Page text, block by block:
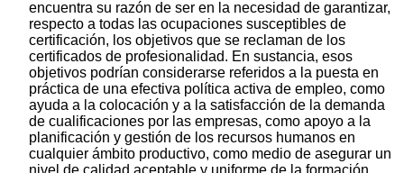
encuentra su razón de ser en la necesidad de garantizar,
respecto a todas las ocupaciones susceptibles de
certificación, los objetivos que se reclaman de los
certificados de profesionalidad. En sustancia, esos
objetivos podrían considerarse referidos a la puesta en
práctica de una efectiva política activa de empleo, como
ayuda a la colocación y a la satisfacción de la demanda
de cualificaciones por las empresas, como apoyo a la
planificación y gestión de los recursos humanos en
cualquier ámbito productivo, como medio de asegurar un